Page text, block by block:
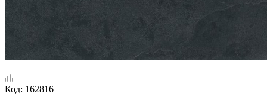
Код: 162816